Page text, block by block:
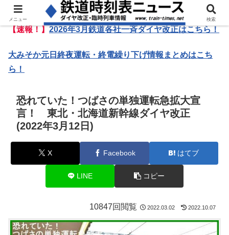
【速報！】2026年3月鉄道各社一斉ダイヤ改正はこちら！
大みそか元日終夜運転・終電繰り下げ情報まとめはこち
ら！
恐れていた！つばさの単独運転急拡大宣
言！ 東北・北海道新幹線ダイヤ改正
(2022年3月12日)
X Facebook はてブ
LINE コピー
10847回閲覧 2022.03.02 2022.10.07
メニュー 検索